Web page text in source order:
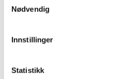
Nødvendig
Innstillinger
Statistikk